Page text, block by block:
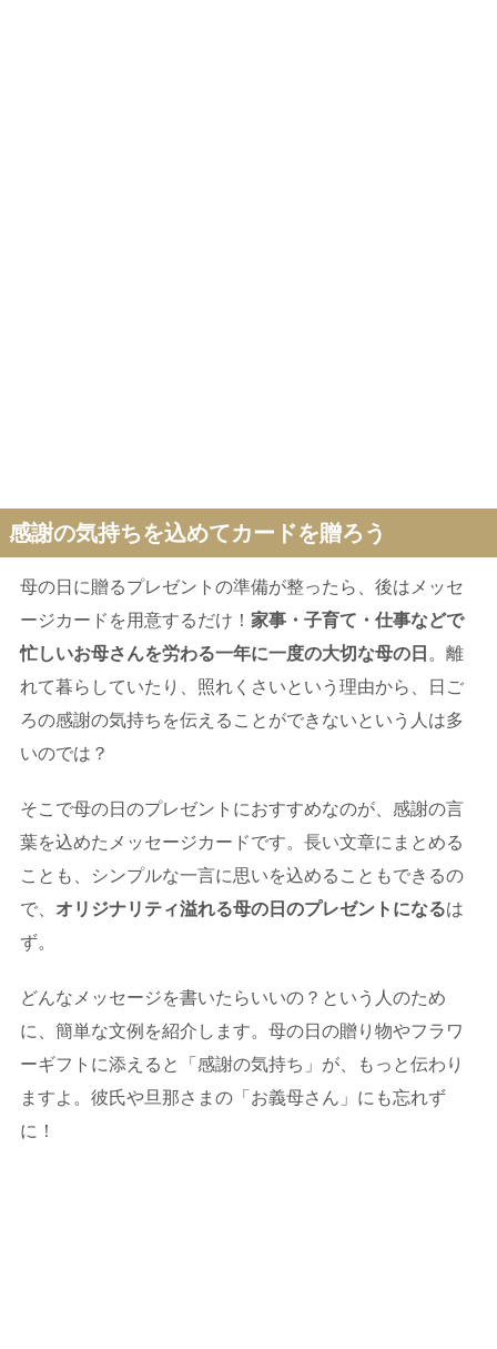
感謝の気持ちを込めてカードを贈ろう
母の日に贈るプレゼントの準備が整ったら、後はメッセ
ージカードを用意するだけ！ 家事・子育て・仕事などで
忙しいお母さんを労わる一年に一度の大切な母の日 。離
れて暮らしていたり、照れくさいという理由から、日ご
ろの感謝の気持ちを伝えることができないという人は多
いのでは？
そこで母の日のプレゼントにおすすめなのが、感謝の言
葉を込めたメッセージカードです。長い文章にまとめる
ことも、シンプルな一言に思いを込めることもできるの
で、 オリジナリティ溢れる母の日のプレゼントになるは
ず。
どんなメッセージを書いたらいいの？という人のため
に、簡単な文例を紹介します。母の日の贈り物やフラワ
ーギフトに添えると「感謝の気持ち」が、もっと伝わり
ますよ。彼氏や旦那さまの「お義母さん」にも忘れず
に！